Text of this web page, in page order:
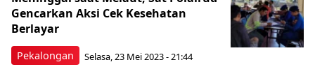
Pekalongan
Gencarkan Aksi Cek Kesehatan
Berlayar
Selasa, 23 Mei 2023 - 21:44